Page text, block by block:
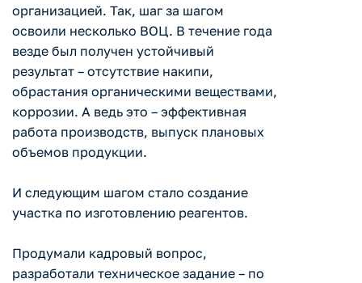
организацией. Так, шаг за шагом
освоили несколько ВОЦ. В течение года
везде был получен устойчивый
результат – отсутствие накипи,
обрастания органическими веществами,
коррозии. А ведь это – эффективная
работа производств, выпуск плановых
объемов продукции.
И следующим шагом стало создание
участка по изготовлению реагентов.
Продумали кадровый вопрос,
разработали техническое задание – по